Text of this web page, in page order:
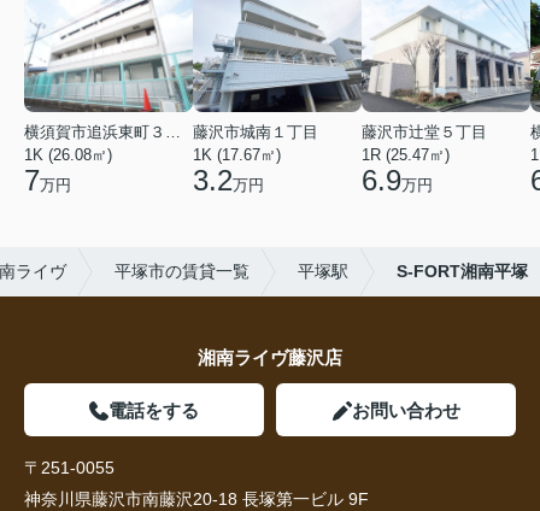
横須賀市追浜東町３丁目
1K (26.08㎡)
7万円
藤沢市城南１丁目
1K (17.67㎡)
3.2万円
藤沢市辻堂５丁目
1R (25.47㎡)
6.9万円
ライヴ 平塚市の賃貸一覧 平塚駅 S-FORT湘南平塚
湘南ライヴ藤沢店
電話をする お問い合わせ
〒251-0055
神奈川県藤沢市南藤沢20-18 長塚第一ビル 9F